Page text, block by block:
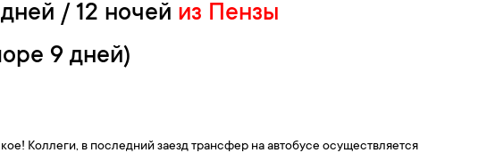
/ 12 ночей из Пензы
9 дней)
Коллеги, в последний заезд трансфер на автобусе осуществляется